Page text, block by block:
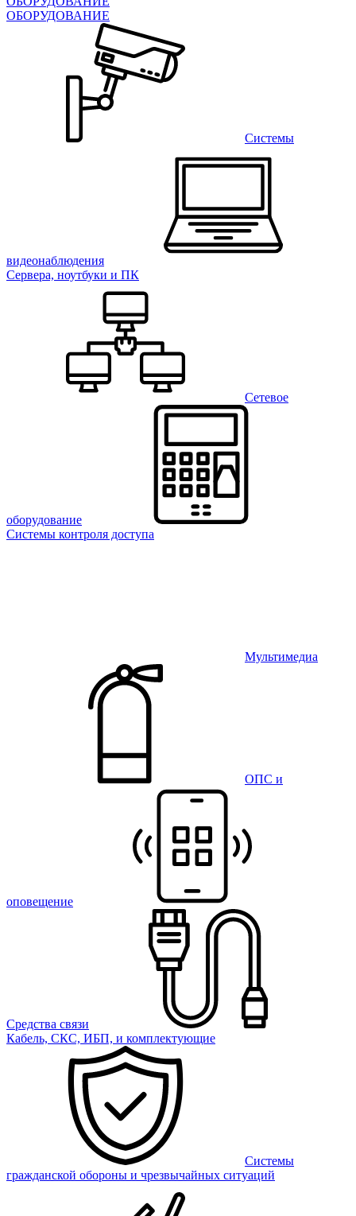
ОБОРУДОВАНИЕ
Системы
видеонаблюдения
Сервера, ноутбуки и ПК
Сетевое
оборудование
Системы контроля доступа
Мультимедиа
ОПС и
оповещение
Средства связи
Кабель, СКС, ИБП, и комплектующие
Системы
гражданской обороны и чрезвычайных ситуаций